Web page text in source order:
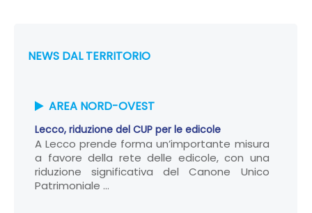
NEWS DAL TERRITORIO
AREA NORD-OVEST
Lecco, riduzione del CUP per le edicole
A Lecco prende forma un’importante misura
a favore della rete delle edicole, con una
riduzione significativa del Canone Unico
Patrimoniale ...